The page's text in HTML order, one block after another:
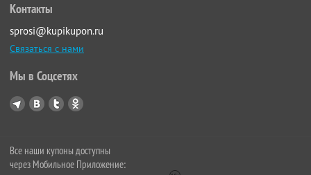
Контакты
sprosi@kupikupon.ru
Связаться с нами
Мы в Соцсетях
Все наши купоны доступны
через Мобильное Приложение: